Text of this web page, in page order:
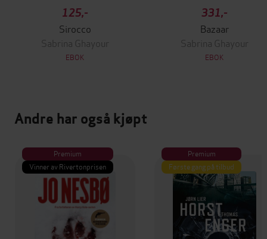
125,-
Sirocco
Sabrina Ghayour
EBOK
331,-
Bazaar
Sabrina Ghayour
EBOK
Andre har også kjøpt
Premium
Vinner av Rivertonprisen
Premium
Første gang på tilbud